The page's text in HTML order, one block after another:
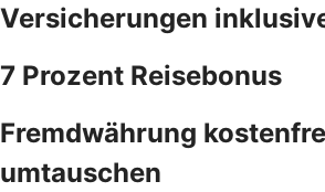
Versicherungen
7 Prozent Reisebonus
Fremdwährung
umtauschen